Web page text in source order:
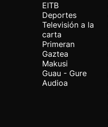
EITB
Deportes
Televisión a la
carta
Primeran
Gaztea
Makusi
Guau - Gure
Audioa